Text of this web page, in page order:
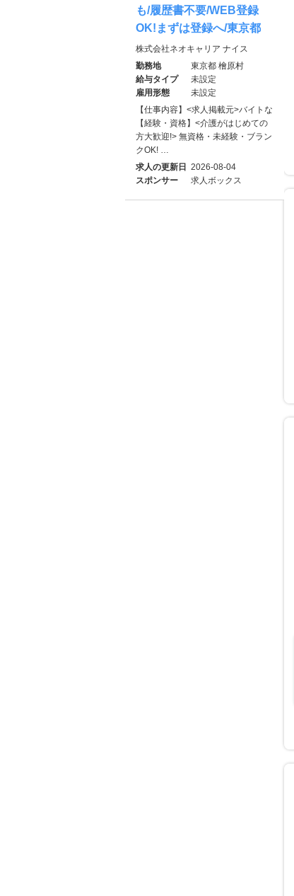
も/履歴書不要/WEB登録
OK!まずは登録へ/東京都
株式会社ネオキャリア ナイス
勤務地
東京都 檜原村
給与タイプ
未設定
雇用形態
未設定
【仕事内容】<求人掲載元>バイトな
【経験・資格】<介護がはじめての
方大歓迎!> 無資格・未経験・ブラン
クOK! …
求人の更新日
2026-08-04
スポンサー
求人ボックス